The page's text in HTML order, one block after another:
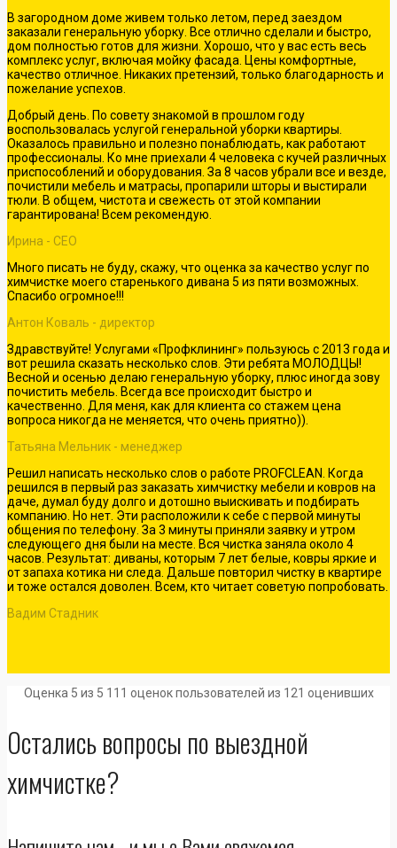
В загородном доме живем только летом, перед заездом
заказали генеральную уборку. Все отлично сделали и быстро,
дом полностью готов для жизни. Хорошо, что у вас есть весь
комплекс услуг, включая мойку фасада. Цены комфортные,
качество отличное. Никаких претензий, только благодарность и
пожелание успехов.
Добрый день. По совету знакомой в прошлом году
воспользовалась услугой генеральной уборки квартиры.
Оказалось правильно и полезно понаблюдать, как работают
профессионалы. Ко мне приехали 4 человека с кучей различных
приспособлений и оборудования. За 8 часов убрали все и везде,
почистили мебель и матрасы, пропарили шторы и выстирали
тюли. В общем, чистота и свежесть от этой компании
гарантирована! Всем рекомендую.
Ирина - СEO
Много писать не буду, скажу, что оценка за качество услуг по
химчистке моего старенького дивана 5 из пяти возможных.
Спасибо огромное!!!
Антон Коваль - директор
Здравствуйте! Услугами «Профклининг» пользуюсь с 2013 года и
вот решила сказать несколько слов. Эти ребята МОЛОДЦЫ!
Весной и осенью делаю генеральную уборку, плюс иногда зову
почистить мебель. Всегда все происходит быстро и
качественно. Для меня, как для клиента со стажем цена
вопроса никогда не меняется, что очень приятно)).
Татьяна Мельник - менеджер
Решил написать несколько слов о работе PROFCLEAN. Когда
решился в первый раз заказать химчистку мебели и ковров на
даче, думал буду долго и дотошно выискивать и подбирать
компанию. Но нет. Эти расположили к себе с первой минуты
общения по телефону. За 3 минуты приняли заявку и утром
следующего дня были на месте. Вся чистка заняла около 4
часов. Результат: диваны, которым 7 лет белые, ковры яркие и
от запаха котика ни следа. Дальше повторил чистку в квартире
и тоже остался доволен. Всем, кто читает советую попробовать.
Вадим Стадник
Оценка 5 из 5 111 оценок пользователей из 121 оценивших
Остались вопросы по выездной
химчистке?